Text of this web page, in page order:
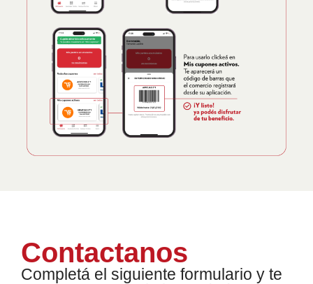
Contactanos
Completá el siguiente formulario y te